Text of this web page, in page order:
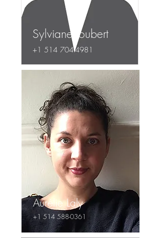
Sylviane Joubert
+1 514 704-4981
Aurélie Laly
+1 514 588-0361